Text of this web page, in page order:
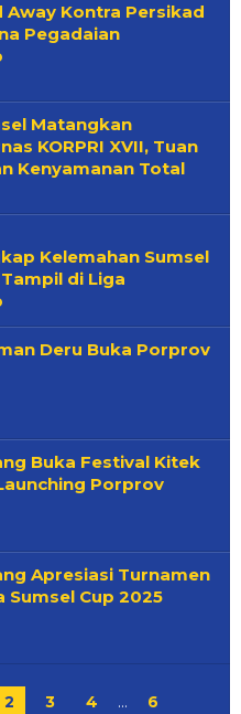
Away Kontra Persikad
Pegadaian
Matangkan
KORPRI XVII, Tuan
Kenyamanan Total
Kelemahan Sumsel
di Liga
Deru Buka Porprov
Buka Festival Kitek
Porprov
Apresiasi Turnamen
Sumsel Cup 2025
2 3 4 …
6